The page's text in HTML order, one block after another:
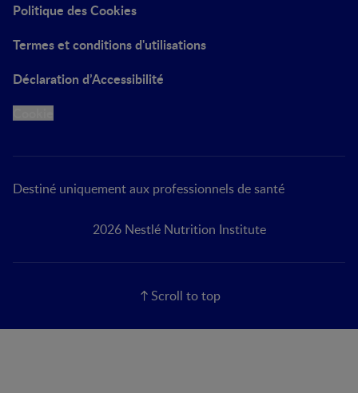
Politique des Cookies
Termes et conditions d'utilisations
Déclaration d’Accessibilité
Destiné uniquement aux professionnels de santé
2026 Nestlé Nutrition Institute
Scroll to top